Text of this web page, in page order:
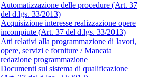
Automatizzazione delle procedure (Art. 37
del d.lgs. 33/2013)
Acquisizione interesse realizzazione opere
incompiute (Art. 37 del d.lgs. 33/2013)
Atti relativi alla programmazione di lavori,
opere, servizi e forniture / Mancata
redazione programmazione
Documenti sul sistema di qualificazione